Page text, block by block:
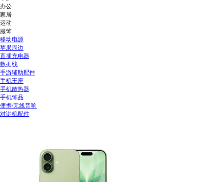
办公
家居
运动
服饰
移动电源
苹果周边
直插充电器
数据线
手游辅助配件
手机王座
手机散热器
手机饰品
便携/无线音响
对讲机配件